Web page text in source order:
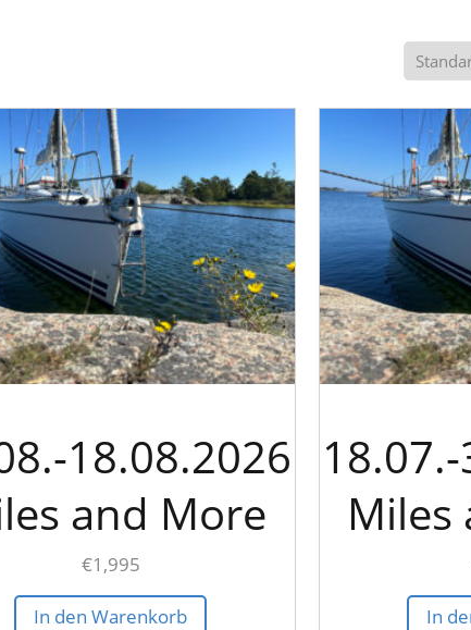
18.08.2026
and More
€1,995
In den Warenkorb
Miles
In